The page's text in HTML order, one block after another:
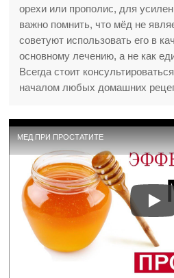
орехи или прополис, для
важно помнить, что мёд не
советуют использовать его в
основному лечению, а не как
Всегда стоит
началом любых домашних
МЕД ПРИ ПРОСТАТИТЕ